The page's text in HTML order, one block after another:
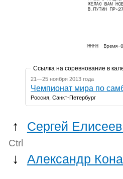
Ссылка на соревнование в
21—25 ноября 2013 года
Чемпионат мира по
Россия, Санкт-Петербург
↑ Сергей
Ctrl
↓ Александр